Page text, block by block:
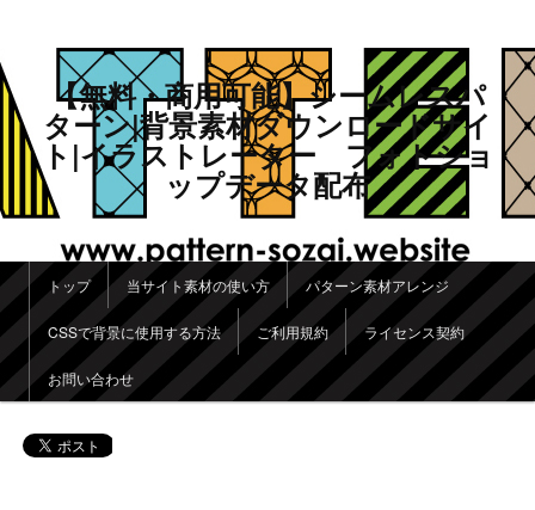
【無料・商用可能】シームレスパ
ターン|背景素材ダウンロードサイ
ト|イラストレーター フォトショ
ップデータ配布
メインメニュー
メインコンテンツへ移動
サブコンテンツへ移動
トップ 当サイト素材の使い方 パターン素材アレンジ
CSSで背景に使用する方法 ご利用規約 ライセンス契約
お問い合わせ